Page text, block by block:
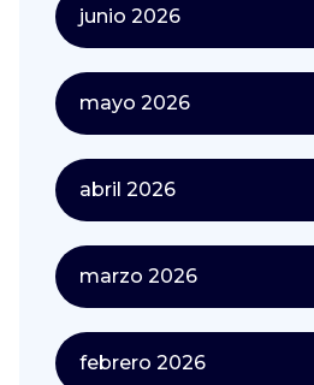
junio 2026
mayo 2026
abril 2026
marzo 2026
febrero 2026